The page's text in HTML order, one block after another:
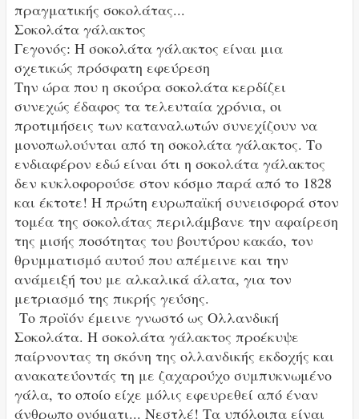
πραγματικής σοκολάτας...
Σοκολάτα γάλακτος
Γεγονός: Η σοκολάτα γάλακτος είναι μια
σχετικώς πρόσφατη εφεύρεση
Την ώρα που η σκούρα σοκολάτα κερδίζει
συνεχώς έδαφος τα τελευταία χρόνια, οι
προτιμήσεις των καταναλωτών συνεχίζουν να
μονοπωλούνται από τη σοκολάτα γάλακτος. Το
ενδιαφέρον εδώ είναι ότι η σοκολάτα γάλακτος
δεν κυκλοφορούσε στον κόσμο παρά από το 1828
και έκτοτε! Η πρώτη ευρωπαϊκή συνεισφορά στον
τομέα της σοκολάτας περιλάμβανε την αφαίρεση
της μισής ποσότητας του βουτύρου κακάο, τον
θρυμματισμό αυτού που απέμεινε και την
ανάμειξή του με αλκαλικά άλατα, για τον
μετριασμό της πικρής γεύσης.
Το προϊόν έμεινε γνωστό ως Ολλανδική
Σοκολάτα. Η σοκολάτα γάλακτος προέκυψε
παίρνοντας τη σκόνη της ολλανδικής εκδοχής και
ανακατεύοντάς τη με ζαχαρούχο συμπυκνωμένο
γάλα, το οποίο είχε μόλις εφευρεθεί από έναν
άνθρωπο ονόματι... Νεστλέ! Τα υπόλοιπα είναι